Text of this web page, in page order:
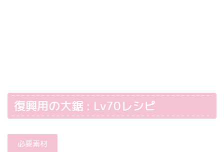
復興用の大鋸 : Lv70レシピ
必要素材